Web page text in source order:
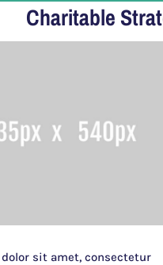
Charitable
sit amet, consectetur